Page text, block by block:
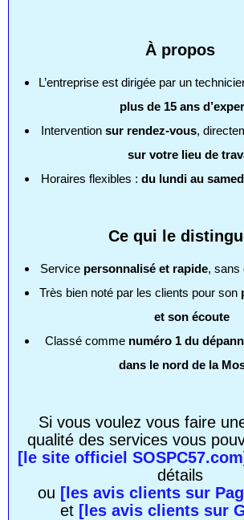
À propos
L’entreprise est dirigée par un
plus de 15 ans
Intervention sur rendez-vous,
sur votre lieu de
Horaires flexibles : du lundi au
Ce qui le
Service personnalisé et rapide, sans
Très bien noté par les clients pour son
et son écoute
Classé comme numéro 1 du
dans le nord de la
Si vous voulez vous faire
qualité des services vous
[le site officiel
détails
ou [les avis clients sur
et [les avis clients sur